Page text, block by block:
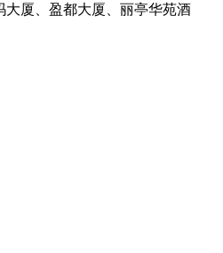
厦、盈都大厦、丽亭华苑酒